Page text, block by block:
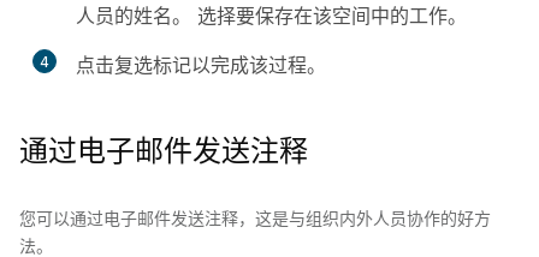
人员的姓名。 选择要保存在该空间中的工作。
4 点击复选标记以完成该过程。
通过电子邮件发送注释
您可以通过电子邮件发送注释，这是与组织内外人员协作的好方
法。